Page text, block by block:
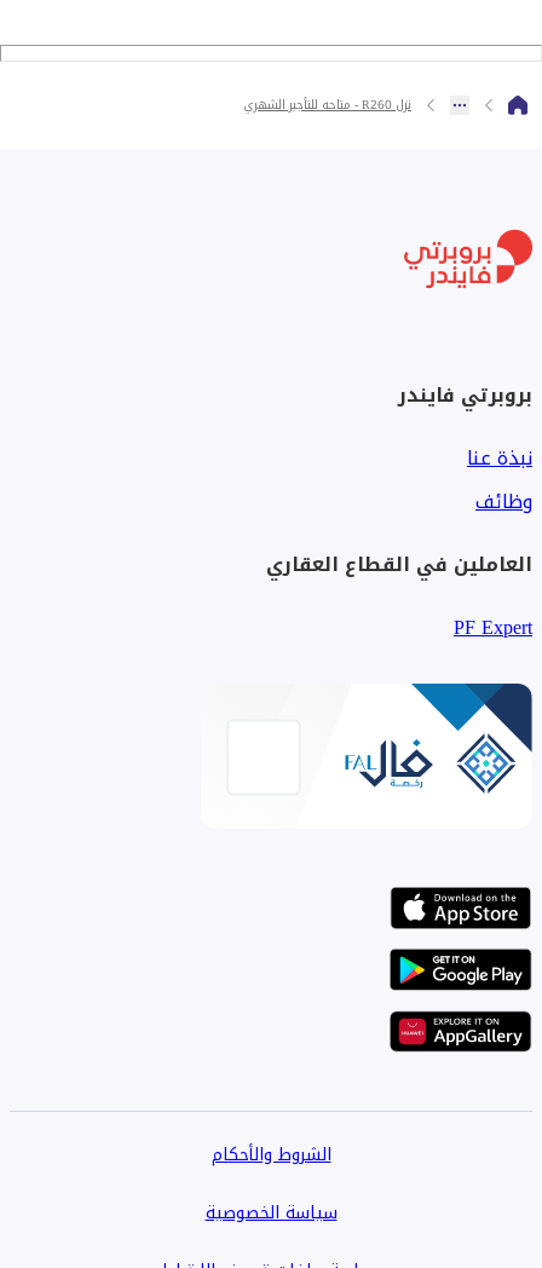
نزل R260 - متاحه للتأجير الشهري
بروبرتي فايندر
نبذة عنا
وظائف
العاملين في القطاع العقاري
PF Expert
الشروط والأحكام
سياسة الخصوصية